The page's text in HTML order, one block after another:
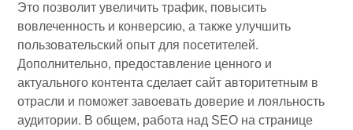
Это позволит увеличить трафик, повысить
вовлеченность и конверсию, а также улучшить
пользовательский опыт для посетителей.
Дополнительно, предоставление ценного и
актуального контента сделает сайт авторитетным в
отрасли и поможет завоевать доверие и лояльность
аудитории. В общем, работа над SEO на странице